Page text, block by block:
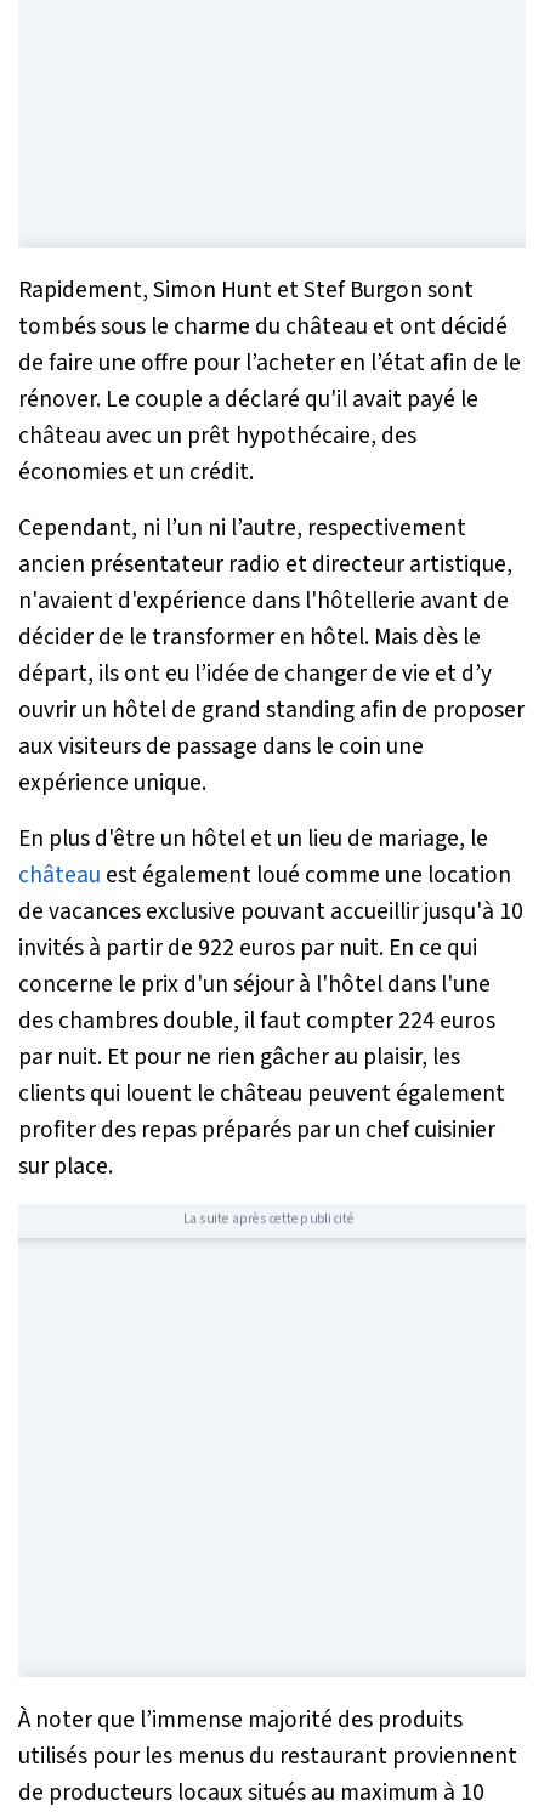
Rapidement, Simon Hunt et Stef Burgon sont
tombés sous le charme du château et ont décidé
de faire une offre pour l’acheter en l’état afin de le
rénover. Le couple a déclaré qu'il avait payé le
château avec un prêt hypothécaire, des
économies et un crédit.
Cependant, ni l’un ni l’autre, respectivement
ancien présentateur radio et directeur artistique,
n'avaient d'expérience dans l'hôtellerie avant de
décider de le transformer en hôtel. Mais dès le
départ, ils ont eu l’idée de changer de vie et d’y
ouvrir un hôtel de grand standing afin de proposer
aux visiteurs de passage dans le coin une
expérience unique.
En plus d'être un hôtel et un lieu de mariage, le
château est également loué comme une location
de vacances exclusive pouvant accueillir jusqu'à 10
invités à partir de 922 euros par nuit. En ce qui
concerne le prix d'un séjour à l'hôtel dans l'une
des chambres double, il faut compter 224 euros
par nuit. Et pour ne rien gâcher au plaisir, les
clients qui louent le château peuvent également
profiter des repas préparés par un chef cuisinier
sur place.
La suite après cette publicité
À noter que l’immense majorité des produits
utilisés pour les menus du restaurant proviennent
de producteurs locaux situés au maximum à 10